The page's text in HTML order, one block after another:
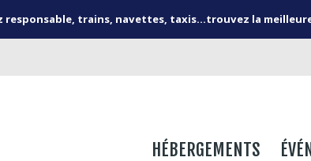
responsable, trains, navettes, taxis...trouvez la
HÉBERGEMENTS